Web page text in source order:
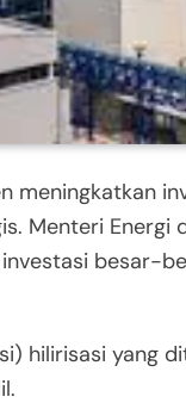
meningkatkan
Menteri Energi
besar-
hilirisasi yang